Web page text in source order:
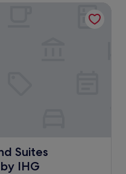
Suites
IHG
Washington Dc Noma by
Washington Dc Noma by